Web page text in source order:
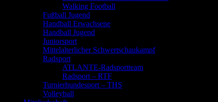
Walking Football
Fußball Jugend
Handball Erwachsene
Handball Jugend
Juniorsport
Mittelalterlicher Schwertschaukampf
Radsport
ATLANTE-Radsportteam
Radsport – RTF
Turnierhundesport – THS
Volleyball